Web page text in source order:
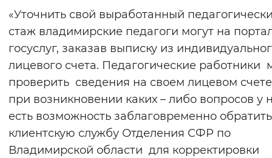
«Уточнить свой выработанный
стаж владимирские педагоги могут на
госуслуг, заказав выписку из
лицевого счета. Педагогические работники
проверить сведения на своем лицевом
при возникновении каких – либо вопросов у
есть возможность заблаговременно
клиентскую службу Отделения СФР по
Владимирской области для корректировки